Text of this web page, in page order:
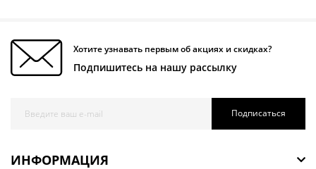
Хотите узнавать первым об акциях и скидках?
Подпишитесь на нашу рассылку
Подписаться
ИНФОРМАЦИЯ